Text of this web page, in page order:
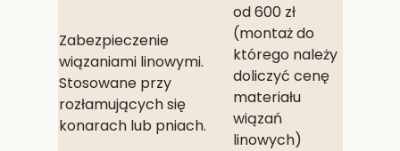
Zabezpieczenie
wiązaniami linowymi.
Stosowane przy
rozłamujących się
konarach lub pniach.
od 600 zł
(montaż do
którego należy
doliczyć cenę
materiału
wiązań
linowych)